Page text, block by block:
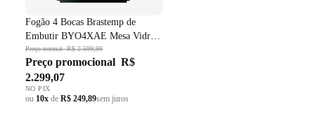
Fogão 4 Bocas Brastemp de
Embutir BYO4XAE Mesa Vidro
Grade em Ferro Fundido Dupla
Chama Preto Bivolt
Preço normalR$ 2.599,99
Preço promocional R$
2.299,07
NO PIX
ou 10x de R$ 249,89sem juros